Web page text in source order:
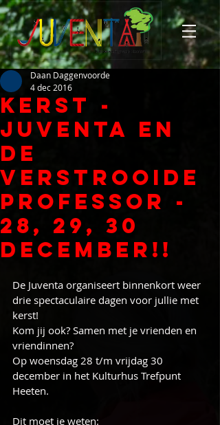
Kerst -
Juventa en
de
verstrooide
professor -
28, 29, 30
december!!
Daan Daggenvoorde
4 dec 2016
De Juventa organiseert binnenkort weer
drie spectaculaire dagen voor jullie met
kerst!
Kom jij ook? Samen met je vrienden en
vriendinnen?
Op woensdag 28 t/m vrijdag 30
december in het Kulturhus Trefpunt
Heeten.
Dit moet je weten: